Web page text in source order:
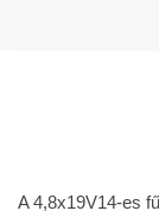
A 4,8x19V14-es